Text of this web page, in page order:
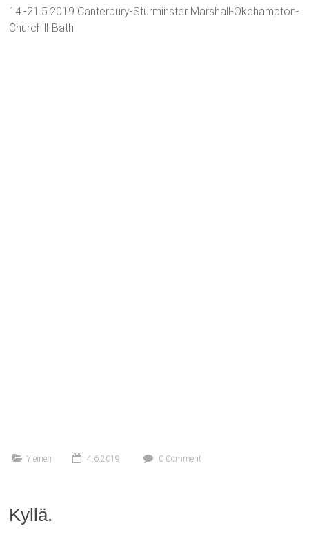
14.-21.5.2019 Canterbury-Sturminster Marshall-Okehampton-
Churchill-Bath
Yleinen 4.6.2019 0 Comment
Kyllä.